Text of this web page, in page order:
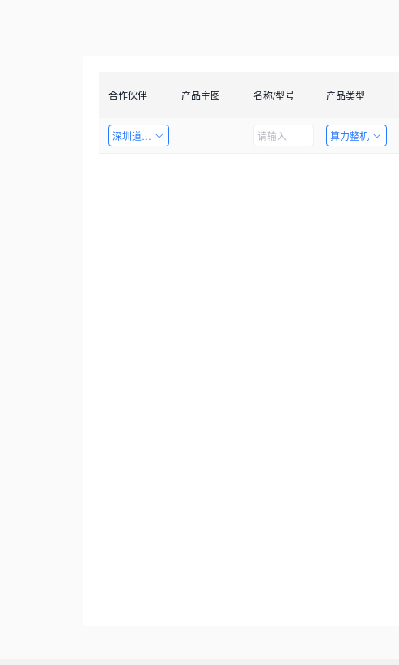
合作伙伴 产品主图 名称/型号 产品类型
深圳道者技术有限公司 算力整机